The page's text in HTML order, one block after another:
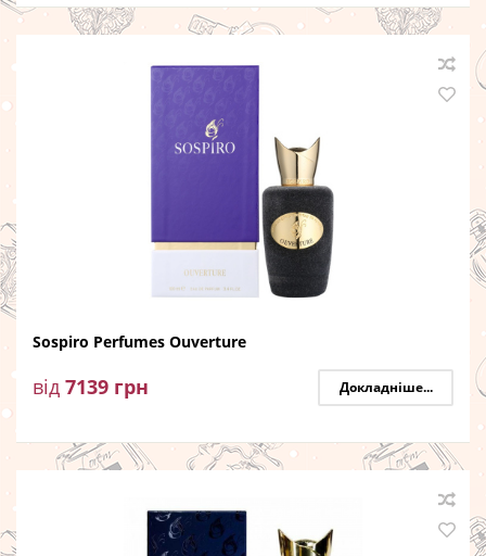
Sospiro Perfumes Ouverture
від 7139 грн Докладніше...